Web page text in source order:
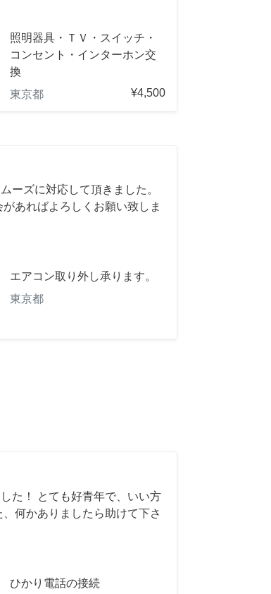
照明器具・ＴＶ・スイッチ・
コンセント・インターホン交
換
東京都
¥4,500
ーズに対応して頂きました。
あればよろしくお願い致しま
エアコン取り外し承ります。
東京都
た！ とても好青年で、いい方
何かありましたら助けて下さ
ひかり電話の接続